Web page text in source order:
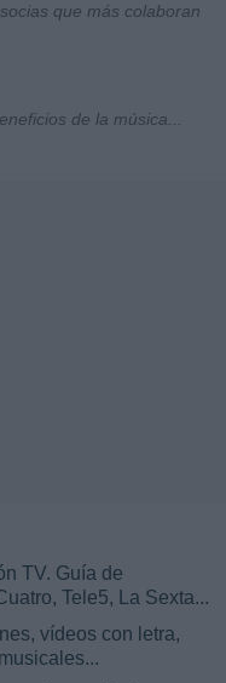
que más colaboran
de la música...
TV. Guía de
Tele5, La Sexta...
vídeos con letra,